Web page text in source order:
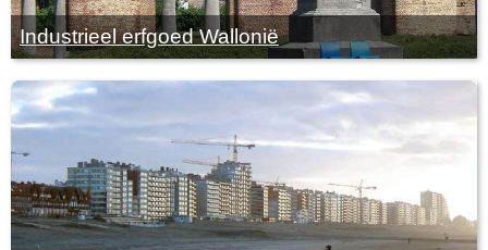
Industrieel erfgoed Wallonië